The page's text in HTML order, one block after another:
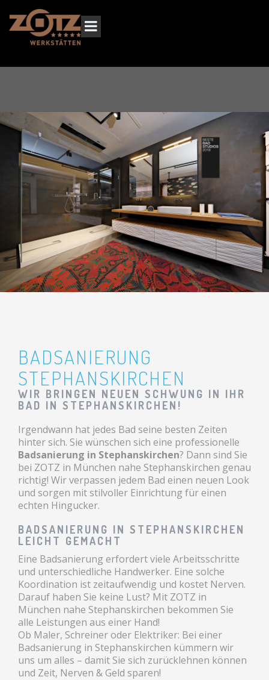
BADSANIERUNG
STEPHANSKIRCHEN
WIR BRINGEN NEUEN SCHWUNG IN IHR
BAD IN STEPHANSKIRCHEN!
Irgendwann hat jedes Bad seine besten Zeiten
hinter sich. Sie wünschen sich eine professionelle
Badsanierung in Stephanskirchen? Dann sind Sie
bei ZOTZ in München nahe Stephanskirchen genau
richtig! Wir verpassen jedem Bad einen neuen Look
und sorgen mit stilvoller Einrichtung für einen
echten Hingucker.
BADSANIERUNG IN STEPHANSKIRCHEN
LEICHT GEMACHT
Eine Badsanierung erfordert viele Arbeitsschritte
und unterschiedliche Handwerker. Eine solche
Koordination ist zeitaufwendig und kostet Nerven.
Darauf haben Sie keine Lust? Mit ZOTZ in
München nahe Stephanskirchen bekommen Sie
alle Leistungen aus einer Hand!
Ob Maler, Schreiner oder Elektriker: Bei einer
Badsanierung in Stephanskirchen kümmern wir
uns um alles – damit Sie sich zurücklehnen können
und Zeit, Nerven & Geld sparen!